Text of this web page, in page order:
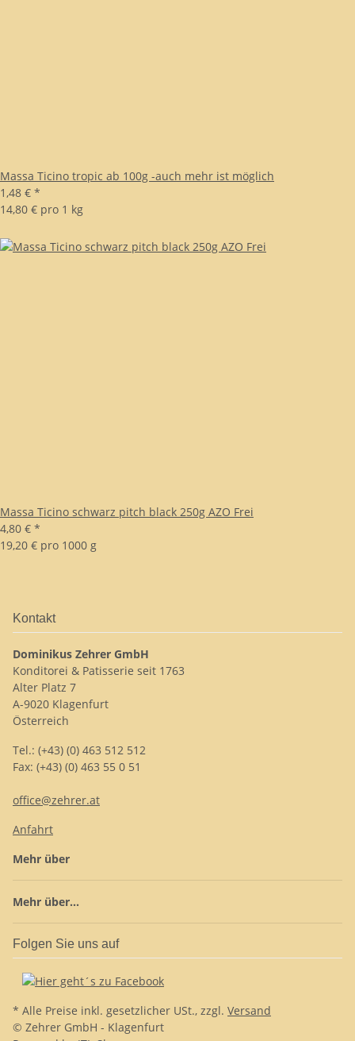
Massa Ticino tropic ab 100g -auch mehr ist möglich
1,48 € *
14,80 € pro 1 kg
Massa Ticino schwarz pitch black 250g AZO Frei
4,80 € *
19,20 € pro 1000 g
Kontakt
Dominikus Zehrer GmbH
Konditorei & Patisserie seit 1763
Alter Platz 7
A-9020 Klagenfurt
Österreich
Tel.: (+43) (0) 463 512 512
Fax: (+43) (0) 463 55 0 51
office@zehrer.at
Anfahrt
Mehr über
Mehr über...
Folgen Sie uns auf
* Alle Preise inkl. gesetzlicher USt., zzgl. Versand
© Zehrer GmbH - Klagenfurt